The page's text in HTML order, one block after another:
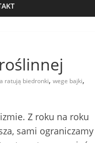
ratują biedronki, wege bajki,
Z roku na roku
sami ograniczamy